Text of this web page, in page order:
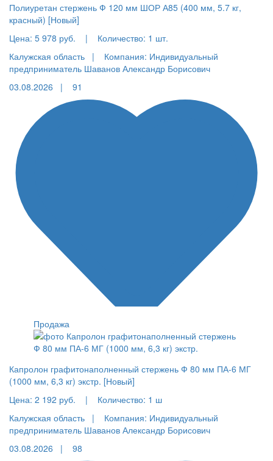
Полиуретан стержень Ф 120 мм ШОР А85 (400 мм, 5.7 кг,
красный) [Новый]
Цена: 5 978 руб. | Количество: 1 шт.
Калужская область |
Компания: Индивидуальный
предприниматель Шаванов Александр Борисович
03.08.2026 |
91
Продажа
Капролон графитонаполненный стержень Ф 80 мм ПА-6 МГ
(1000 мм, 6,3 кг) экстр. [Новый]
Цена: 2 192 руб. | Количество: 1 ш
Калужская область |
Компания: Индивидуальный
предприниматель Шаванов Александр Борисович
03.08.2026 |
98